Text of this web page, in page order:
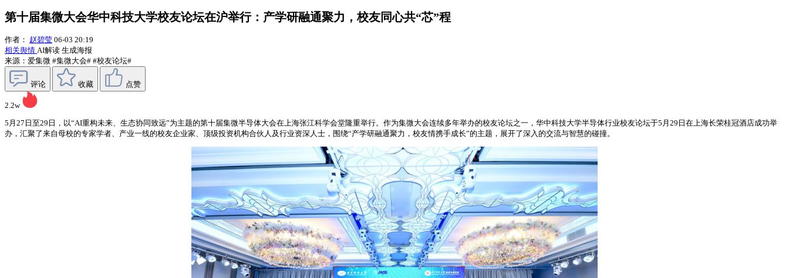
第十届集微大会华中科技大学校友论坛在沪举行：产学研融通聚力，校友同心共“芯”程
作者： 赵碧莹 06-03 20:19
相关舆情 AI解读 生成海报
来源：爱集微 #集微大会# #校友论坛#
评论 收藏 点赞
2.2w
5月27日至29日，以“AI重构未来、生态协同致远”为主题的第十届集微半导体大会在上海张江科学会堂隆重举行。作为集微大会连续多年举办的校友论坛之一，华中科技大学半导体行业校友论坛于5月29日在上海长荣桂冠酒店成功举
办，汇聚了来自母校的专家学者、产业一线的校友企业家、顶级投资机构合伙人及行业资深人士，围绕“产学研融通聚力，校友情携手成长”的主题，展开了深入的交流与智慧的碰撞。